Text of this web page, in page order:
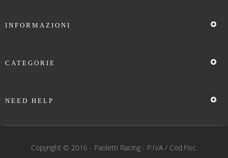
INFORMAZIONI
CATEGORIE
NEED HELP
Copyright © 2016 - Paoletti Racing- P.IVA / Cod.Fisc.